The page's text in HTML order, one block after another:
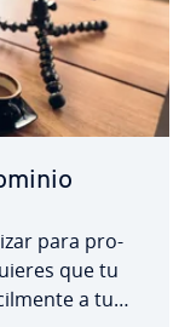
para pro­
que tu
a tu